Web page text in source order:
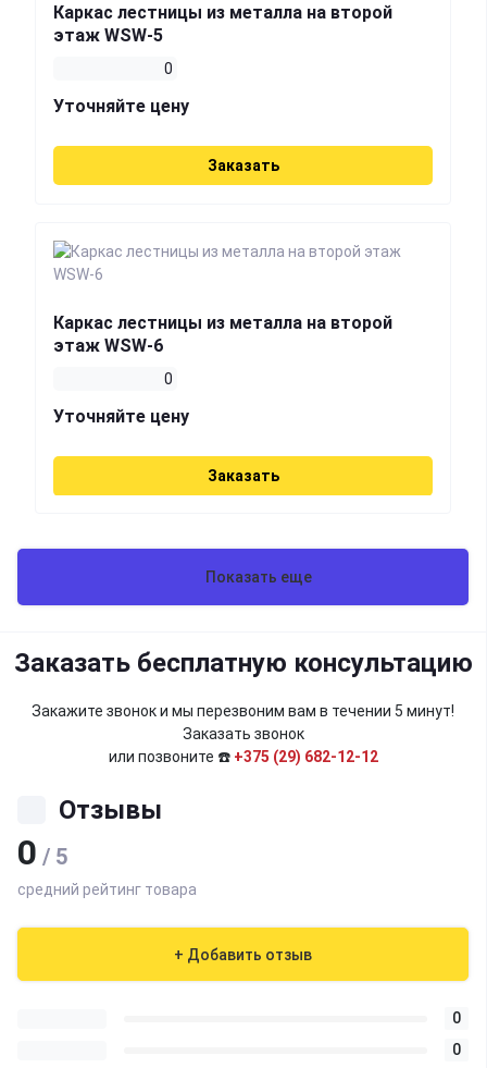
Каркас лестницы из металла на второй
этаж WSW-5
0
Уточняйте цену
Заказать
Каркас лестницы из металла на второй
этаж WSW-6
0
Уточняйте цену
Заказать
Показать еще
Заказать бесплатную консультацию
Закажите звонок и мы перезвоним вам в течении 5 минут!
Заказать звонок
или позвоните ☎️ +375 (29) 682-12-12
Отзывы
0 / 5
средний рейтинг товара
+ Добавить отзыв
0
0